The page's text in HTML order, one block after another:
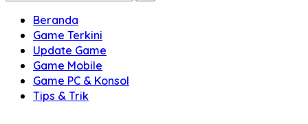
Beranda
Game Terkini
Update Game
Game Mobile
Game PC & Konsol
Tips & Trik